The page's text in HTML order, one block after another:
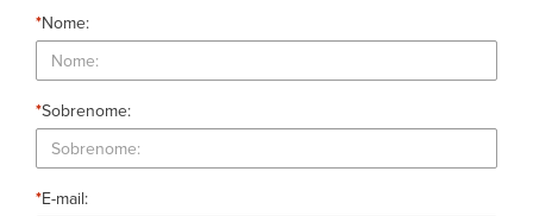
*Nome:
*Sobrenome:
*E-mail: